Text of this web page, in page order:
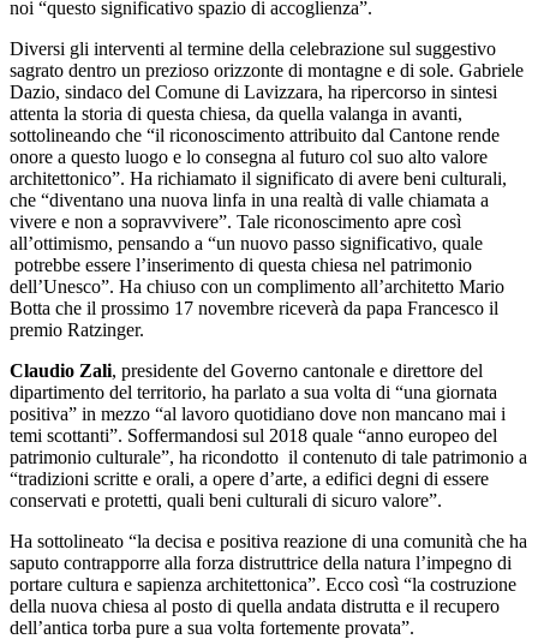
noi “questo significativo spazio di accoglienza”.
Diversi gli interventi al termine della celebrazione sul suggestivo
sagrato dentro un prezioso orizzonte di montagne e di sole. Gabriele
Dazio, sindaco del Comune di Lavizzara, ha ripercorso in sintesi
attenta la storia di questa chiesa, da quella valanga in avanti,
sottolineando che “il riconoscimento attribuito dal Cantone rende
onore a questo luogo e lo consegna al futuro col suo alto valore
architettonico”. Ha richiamato il significato di avere beni culturali,
che “diventano una nuova linfa in una realtà di valle chiamata a
vivere e non a sopravvivere”. Tale riconoscimento apre così
all’ottimismo, pensando a “un nuovo passo significativo, quale
potrebbe essere l’inserimento di questa chiesa nel patrimonio
dell’Unesco”. Ha chiuso con un complimento all’architetto Mario
Botta che il prossimo 17 novembre riceverà da papa Francesco il
premio Ratzinger.
Claudio Zali, presidente del Governo cantonale e direttore del
dipartimento del territorio, ha parlato a sua volta di “una giornata
positiva” in mezzo “al lavoro quotidiano dove non mancano mai i
temi scottanti”. Soffermandosi sul 2018 quale “anno europeo del
patrimonio culturale”, ha ricondotto il contenuto di tale patrimonio a
“tradizioni scritte e orali, a opere d’arte, a edifici degni di essere
conservati e protetti, quali beni culturali di sicuro valore”.
Ha sottolineato “la decisa e positiva reazione di una comunità che ha
saputo contrapporre alla forza distruttrice della natura l’impegno di
portare cultura e sapienza architettonica”. Ecco così “la costruzione
della nuova chiesa al posto di quella andata distrutta e il recupero
dell’antica torba pure a sua volta fortemente provata”.